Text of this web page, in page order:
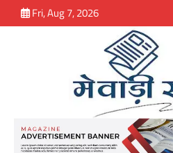
to
Fri, Aug 7, 2026